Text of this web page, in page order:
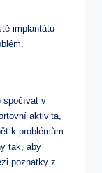
implantátu
spočívat v
aktivita,
k problémům.
tak, aby
poznatky z